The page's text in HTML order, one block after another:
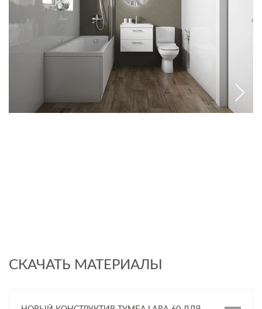
СКАЧАТЬ МАТЕРИАЛЫ